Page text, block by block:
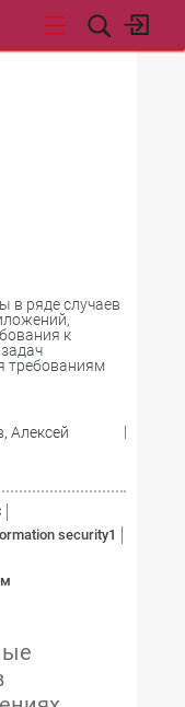
в ряде случаев
к
требованиям
Алексей
security1